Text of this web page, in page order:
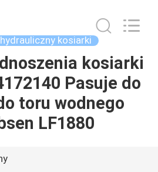
kosiarki
kosiarki
Pasuje do
toru wodnego
LF1880